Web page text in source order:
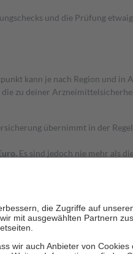
und die Prüfung
kann je nach Region und in
zu deiner
übernimmt in der
Es sind jedoch nie mehr als
Zuzahlungen an bei: